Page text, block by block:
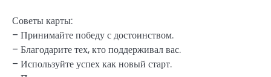
Советы карты:
– Принимайте победу с достоинством.
– Благодарите тех, кто поддерживал вас.
– Используйте успех как новый старт.